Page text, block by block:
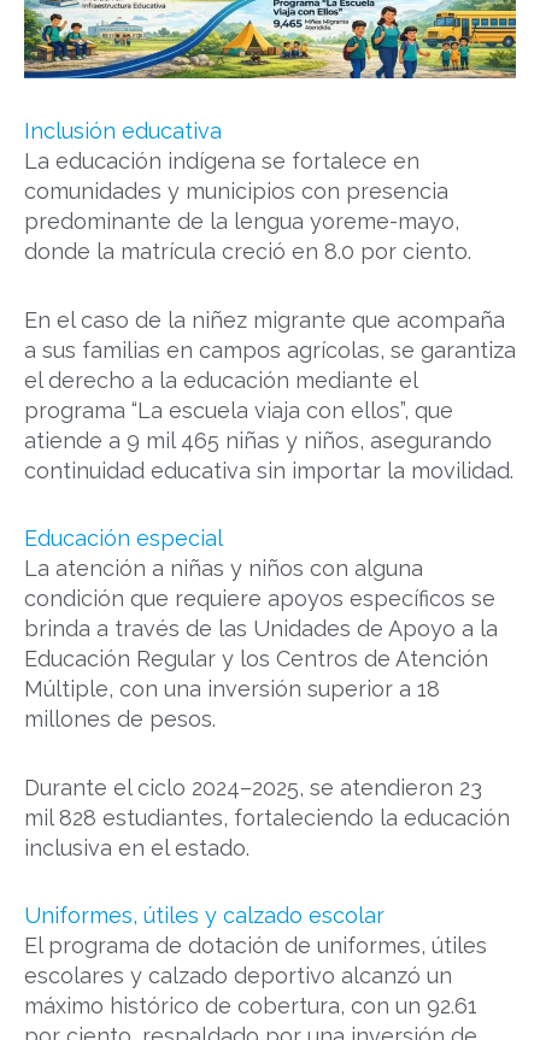
Inclusión educativa
La educación indígena se fortalece en
comunidades y municipios con presencia
predominante de la lengua yoreme-mayo,
donde la matrícula creció en 8.0 por ciento.
En el caso de la niñez migrante que acompaña
a sus familias en campos agrícolas, se garantiza
el derecho a la educación mediante el
programa “La escuela viaja con ellos”, que
atiende a 9 mil 465 niñas y niños, asegurando
continuidad educativa sin importar la movilidad.
Educación especial
La atención a niñas y niños con alguna
condición que requiere apoyos específicos se
brinda a través de las Unidades de Apoyo a la
Educación Regular y los Centros de Atención
Múltiple, con una inversión superior a 18
millones de pesos.
Durante el ciclo 2024–2025, se atendieron 23
mil 828 estudiantes, fortaleciendo la educación
inclusiva en el estado.
Uniformes, útiles y calzado escolar
El programa de dotación de uniformes, útiles
escolares y calzado deportivo alcanzó un
máximo histórico de cobertura, con un 92.61